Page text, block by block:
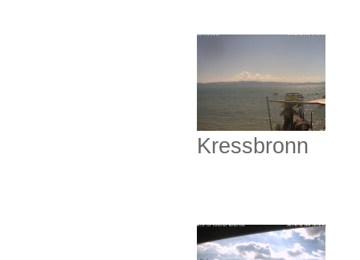
Kressbronn